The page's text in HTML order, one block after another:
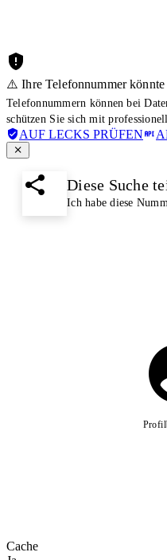
⚠️ Ihre Telefonnummer
Telefonnummern können bei
schützen Sie sich mit
AUF LECKS PRÜFEN
Diese Suche
Ich habe diese
Cache